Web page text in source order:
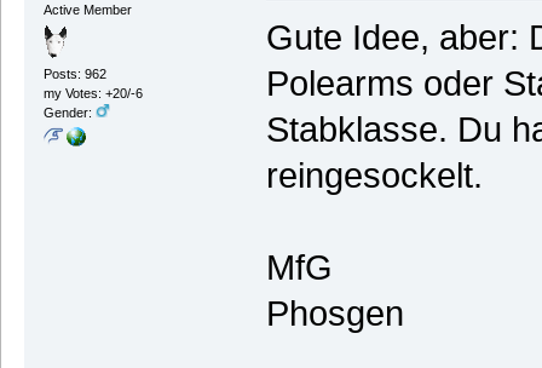
Active Member
Posts: 962
my Votes: +20/-6
Gender:
Gute Idee, aber:
Polearms oder
Stabklasse. Du
reingesockelt.
MfG
Phosgen